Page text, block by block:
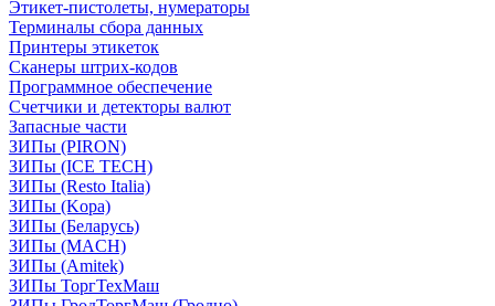
Этикет-пистолеты, нумераторы
Терминалы сбора данных
Принтеры этикеток
Сканеры штрих-кодов
Программное обеспечение
Счетчики и детекторы валют
Запасные части
ЗИПы (PIRON)
ЗИПы (ICE TECH)
ЗИПы (Resto Italia)
ЗИПы (Kopa)
ЗИПы (Беларусь)
ЗИПы (MACH)
ЗИПы (Amitek)
ЗИПы ТоргТехМаш